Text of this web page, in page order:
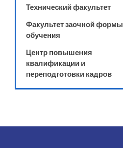
Технический факультет
Факультет заочной формы
обучения
Центр повышения
квалификации и
переподготовки кадров